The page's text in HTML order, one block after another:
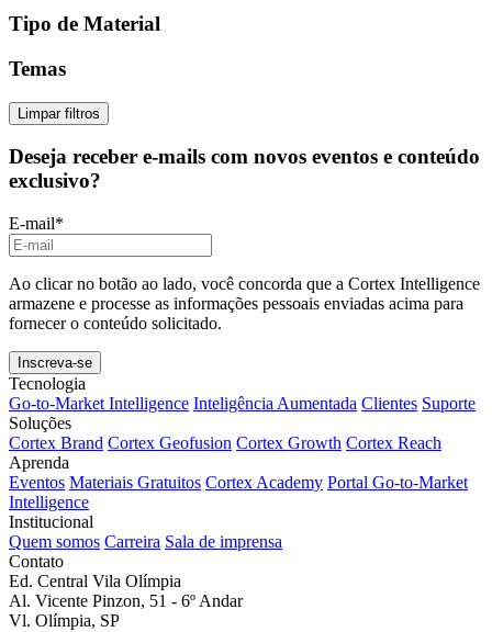
Tipo de Material
Temas
Limpar filtros
Deseja receber e-mails com novos eventos e conteúdo
exclusivo?
E-mail*
Ao clicar no botão ao lado, você concorda que a Cortex Intelligence
armazene e processe as informações pessoais enviadas acima para
fornecer o conteúdo solicitado.
Tecnologia
Go-to-Market Intelligence Inteligência Aumentada Clientes Suporte
Soluções
Cortex Brand Cortex Geofusion Cortex Growth Cortex Reach
Aprenda
Eventos Materiais Gratuitos Cortex Academy Portal Go-to-Market
Intelligence
Institucional
Quem somos Carreira Sala de imprensa
Contato
Ed. Central Vila Olímpia
Al. Vicente Pinzon, 51 - 6º Andar
Vl. Olímpia, SP